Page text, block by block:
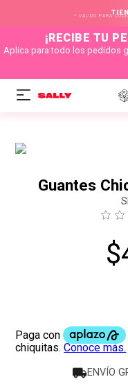
* VÁLIDO PARA
¡RECIBE TU
Aplica para todo los pedidos
Guantes
$
ENVÍO